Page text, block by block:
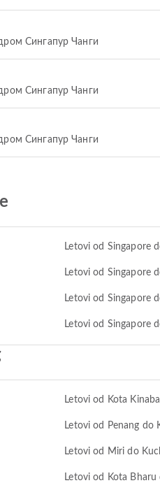
Сингапур Чанги
Сингапур Чанги
Сингапур Чанги
Letovi od Singapore
Letovi od Singapore
Letovi od Singapore
Letovi od Singapore
Letovi od Kota
Letovi od Penang do
Letovi od Miri do
Letovi od Kota